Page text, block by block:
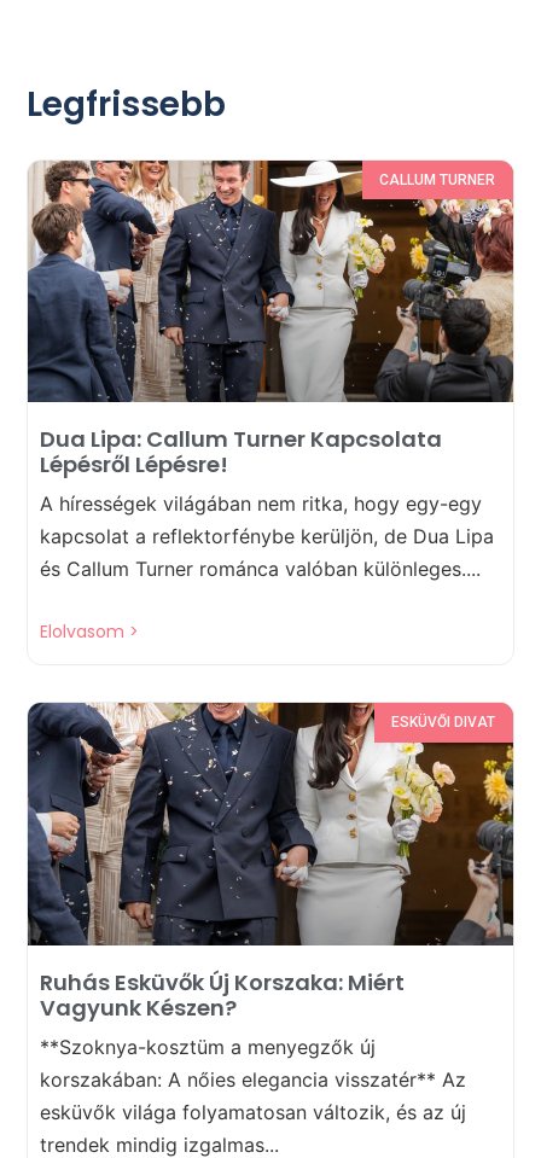
Legfrissebb
CALLUM TURNER
Dua Lipa: Callum Turner Kapcsolata
Lépésről Lépésre!
A hírességek világában nem ritka, hogy egy-egy
kapcsolat a reflektorfénybe kerüljön, de Dua Lipa
és Callum Turner románca valóban különleges....
Elolvasom >
ESKÜVŐI DIVAT
Ruhás Esküvők Új Korszaka: Miért
Vagyunk Készen?
**Szoknya-kosztüm a menyegzők új
korszakában: A nőies elegancia visszatér** Az
esküvők világa folyamatosan változik, és az új
trendek mindig izgalmas...